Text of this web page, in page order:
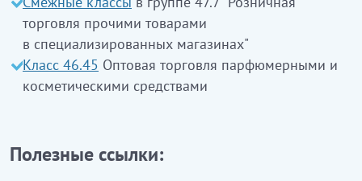
Бұлкласқа:
парфюмерия, косметика және дәретхана
жабдықтарын бөлшек саудада сату
сауда объектілері болып табылатын
торговля прочими товарами
в специализированных магазинах"
Класс 46.45 Оптовая торговля парфюмерными и
косметическими средствами
Полезные ссылки: